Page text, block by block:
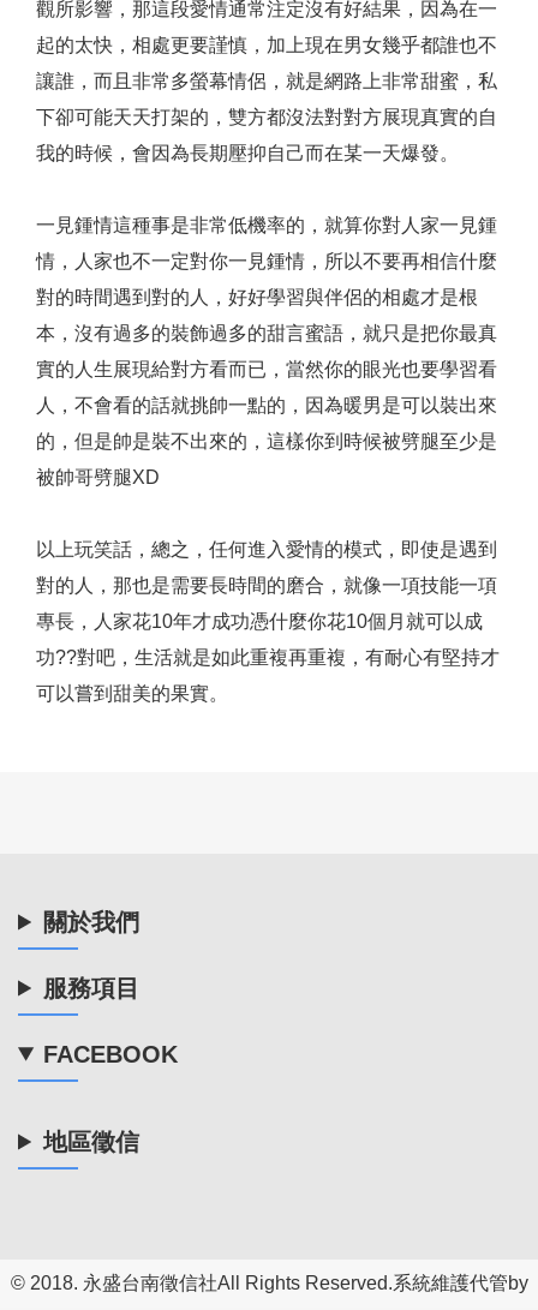
觀所影響，那這段愛情通常注定沒有好結果，因為在一
起的太快，相處更要謹慎，加上現在男女幾乎都誰也不
讓誰，而且非常多螢幕情侶，就是網路上非常甜蜜，私
下卻可能天天打架的，雙方都沒法對對方展現真實的自
我的時候，會因為長期壓抑自己而在某一天爆發。
一見鍾情這種事是非常低機率的，就算你對人家一見鍾
情，人家也不一定對你一見鍾情，所以不要再相信什麼
對的時間遇到對的人，好好學習與伴侶的相處才是根
本，沒有過多的裝飾過多的甜言蜜語，就只是把你最真
實的人生展現給對方看而已，當然你的眼光也要學習看
人，不會看的話就挑帥一點的，因為暖男是可以裝出來
的，但是帥是裝不出來的，這樣你到時候被劈腿至少是
被帥哥劈腿XD
以上玩笑話，總之，任何進入愛情的模式，即使是遇到
對的人，那也是需要長時間的磨合，就像一項技能一項
專長，人家花10年才成功憑什麼你花10個月就可以成
功??對吧，生活就是如此重複再重複，有耐心有堅持才
可以嘗到甜美的果實。
關於我們
服務項目
FACEBOOK
地區徵信
© 2018. 永盛台南徵信社All Rights Reserved.系統維護代管by